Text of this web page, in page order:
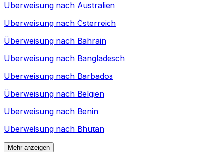
Überweisung nach Australien
Überweisung nach Österreich
Überweisung nach Bahrain
Überweisung nach Bangladesch
Überweisung nach Barbados
Überweisung nach Belgien
Überweisung nach Benin
Überweisung nach Bhutan
Mehr anzeigen